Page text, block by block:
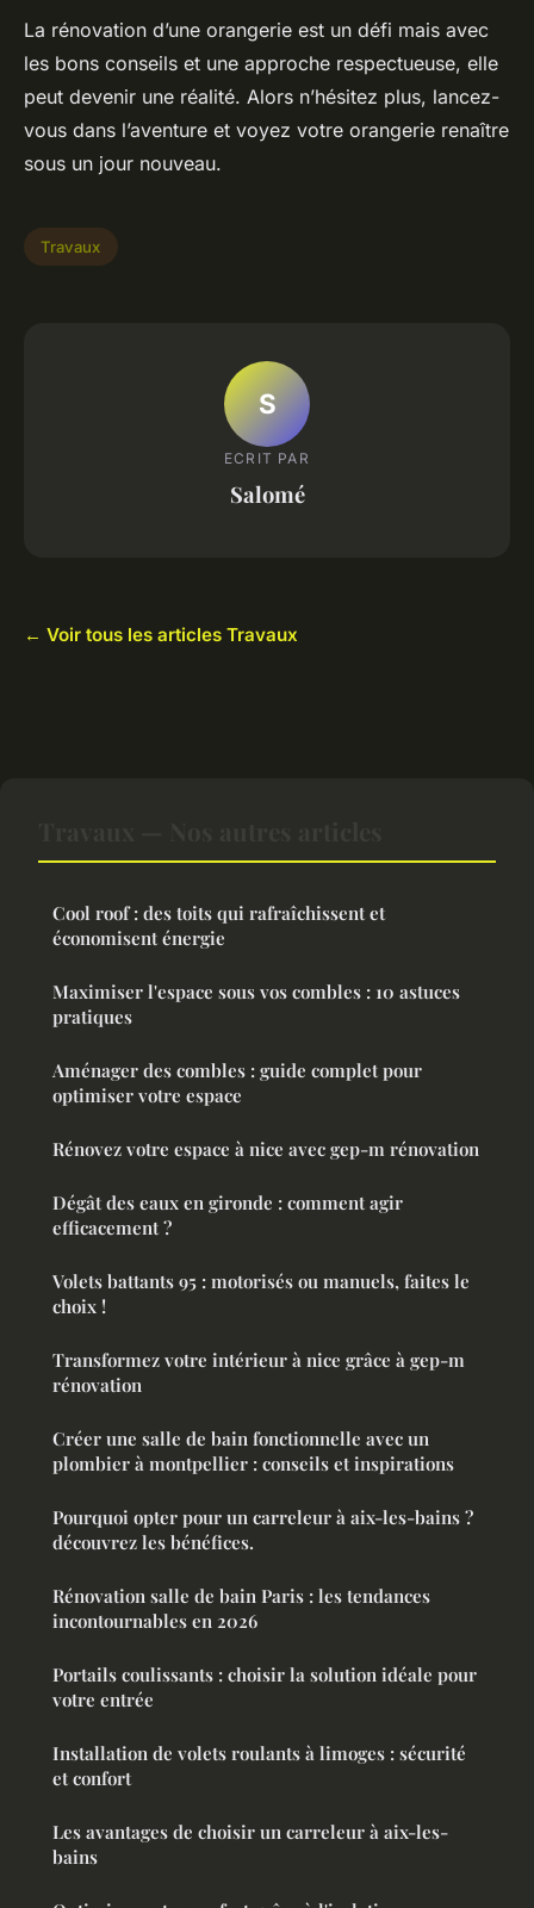
La rénovation d’une orangerie est un défi mais avec
les bons conseils et une approche respectueuse, elle
peut devenir une réalité. Alors n’hésitez plus, lancez-
vous dans l’aventure et voyez votre orangerie renaître
sous un jour nouveau.
Travaux
S
ECRIT PAR
Salomé
← Voir tous les articles Travaux
Cool roof : des toits qui rafraîchissent et
économisent énergie
Maximiser l'espace sous vos combles : 10 astuces
pratiques
Aménager des combles : guide complet pour
optimiser votre espace
Rénovez votre espace à nice avec gep-m rénovation
Dégât des eaux en gironde : comment agir
efficacement ?
Volets battants 95 : motorisés ou manuels, faites le
choix !
Transformez votre intérieur à nice grâce à gep-m
rénovation
Créer une salle de bain fonctionnelle avec un
plombier à montpellier : conseils et inspirations
Pourquoi opter pour un carreleur à aix-les-bains ?
découvrez les bénéfices.
Rénovation salle de bain Paris : les tendances
incontournables en 2026
Portails coulissants : choisir la solution idéale pour
votre entrée
Installation de volets roulants à limoges : sécurité
et confort
Les avantages de choisir un carreleur à aix-les-
bains